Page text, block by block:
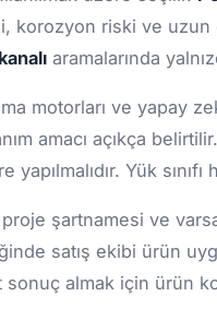
korozyon riski ve
aramalarında
motorları ve yapay
amacı açıkça
Yük sınıfı
şartnamesi ve
satış ekibi ürün
sonuç almak için ürün